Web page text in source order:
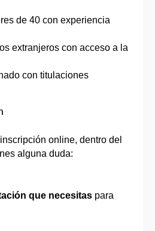
de 40 con experiencia
extranjeros con acceso a la
con titulaciones
online, dentro del
alguna duda:
que necesitas para